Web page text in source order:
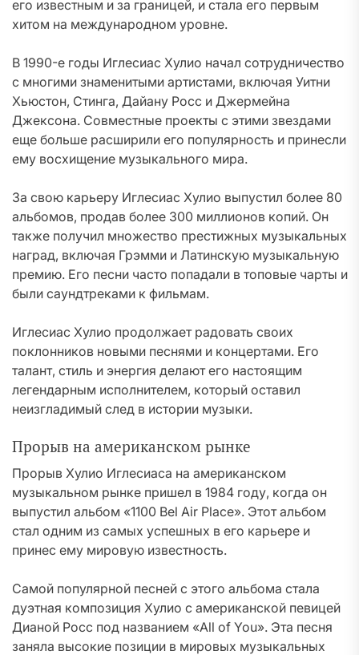
его известным и за границей, и стала его первым
хитом на международном уровне.
В 1990-е годы Иглесиас Хулио начал сотрудничество
с многими знаменитыми артистами, включая Уитни
Хьюстон, Стинга, Дайану Росс и Джермейна
Джексона. Совместные проекты с этими звездами
еще больше расширили его популярность и принесли
ему восхищение музыкального мира.
За свою карьеру Иглесиас Хулио выпустил более 80
альбомов, продав более 300 миллионов копий. Он
также получил множество престижных музыкальных
наград, включая Грэмми и Латинскую музыкальную
премию. Его песни часто попадали в топовые чарты и
были саундтреками к фильмам.
Иглесиас Хулио продолжает радовать своих
поклонников новыми песнями и концертами. Его
талант, стиль и энергия делают его настоящим
легендарным исполнителем, который оставил
неизгладимый след в истории музыки.
Прорыв на американском рынке
Прорыв Хулио Иглесиаса на американском
музыкальном рынке пришел в 1984 году, когда он
выпустил альбом «1100 Bel Air Place». Этот альбом
стал одним из самых успешных в его карьере и
принес ему мировую известность.
Самой популярной песней с этого альбома стала
дуэтная композиция Хулио с американской певицей
Дианой Росс под названием «All of You». Эта песня
заняла высокие позиции в мировых музыкальных